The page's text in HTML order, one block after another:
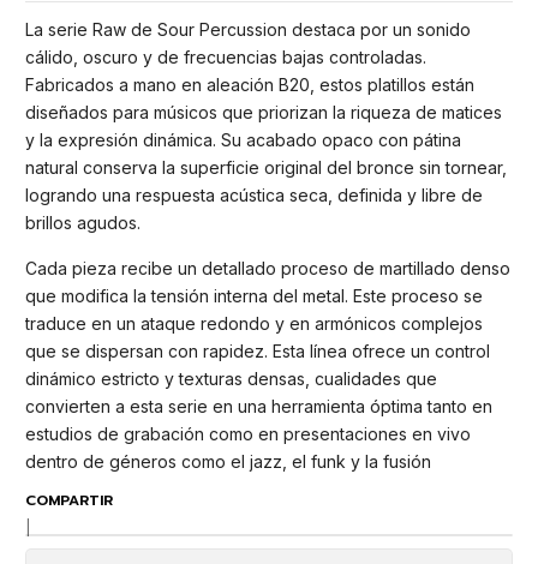
La serie Raw de Sour Percussion destaca por un sonido
cálido, oscuro y de frecuencias bajas controladas.
Fabricados a mano en aleación B20, estos platillos están
diseñados para músicos que priorizan la riqueza de matices
y la expresión dinámica. Su acabado opaco con pátina
natural conserva la superficie original del bronce sin tornear,
logrando una respuesta acústica seca, definida y libre de
brillos agudos.
Cada pieza recibe un detallado proceso de martillado denso
que modifica la tensión interna del metal. Este proceso se
traduce en un ataque redondo y en armónicos complejos
que se dispersan con rapidez. Esta línea ofrece un control
dinámico estricto y texturas densas, cualidades que
convierten a esta serie en una herramienta óptima tanto en
estudios de grabación como en presentaciones en vivo
dentro de géneros como el jazz, el funk y la fusión
COMPARTIR